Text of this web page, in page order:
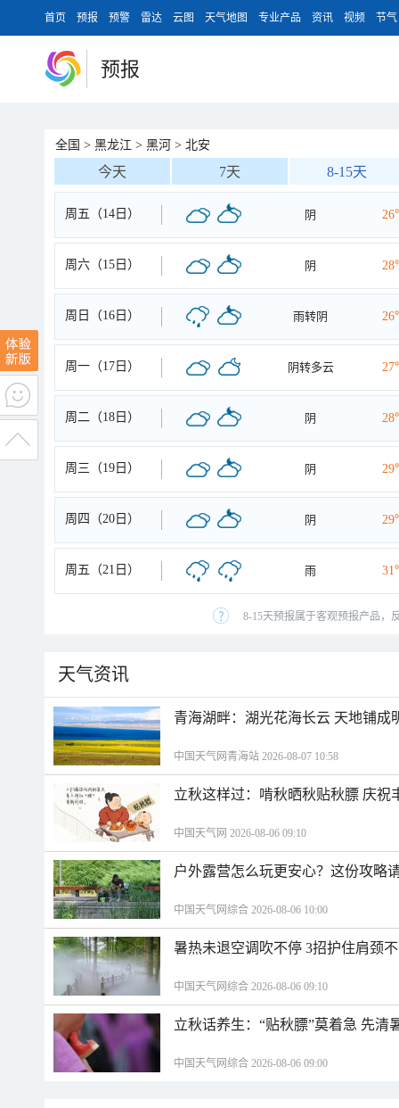
首页 预报 预警 雷达 云图 天气地图 专业产品 资讯 视频 节气
预报
全国 > 黑龙江 > 黑河 > 北安
今天 7天 8-15天
周五（14日） 阴
周六（15日） 阴
周日（16日） 雨转阴
周一（17日） 阴转多云
周二（18日） 阴
周三（19日） 阴
周四（20日） 阴
周五（21日） 雨
8-15天预报属于客观预报产品，
天气资讯
青海湖畔：湖光花海长云 天地铺成
中国天气网青海站 2026-08-07 10:58
立秋这样过：啃秋晒秋贴秋膘 庆祝
中国天气网 2026-08-06 09:10
户外露营怎么玩更安心？这份攻略
中国天气网综合 2026-08-06 10:00
暑热未退空调吹不停 3招护住肩颈
中国天气网综合 2026-08-06 09:10
立秋话养生：“贴秋膘”莫着急 先清
中国天气网综合 2026-08-06 09:00